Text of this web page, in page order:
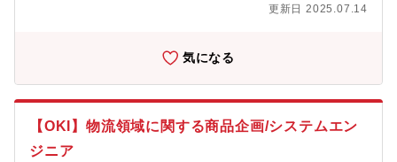
万円＋年15回分の往復帰省補助）・電動車購入補助（最大50万
拠出年金DC）など※働きやすさの理由
https://www.p2enesol.com/recruit/benefits/【企業の魅力ポイン
ト】★トヨタ×パナソニックの技術力をベースに急成長中
★BEV(電気自動車)とHEV(ハイブリット車)の二本の柱で安定的な
事業展開★大きな需要に向けた積極的な設備投資をおこなってい
ます★業界団体理事やトヨタ北米プロジェクトへの参画など電池
業界を牽引★大手企業のリソースを活用しつつ裁量権の大きいフ
になることはございません。【同社の目指す姿】中堅・中小の製
で高品質な製品を届けられるように業務改善案を提案していまし
得られにくい環境でした。なかには、工場自体の競争力を失い、
ることも目の当たりにしました。このような悲劇を繰り返したく
はありません。だからこそホープスは中堅・中小企業のお客様
更新日 2025.07.14
気になる
【OKI】物流領域に関する商品企画/システムエン
ジニア